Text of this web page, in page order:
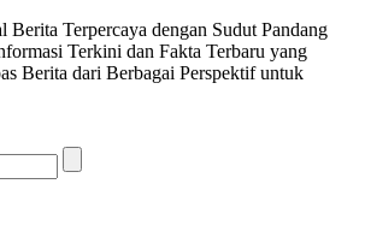
Berita Terpercaya dengan Sudut Pandang
Terkini dan Fakta Terbaru yang
Berita dari Berbagai Perspektif untuk